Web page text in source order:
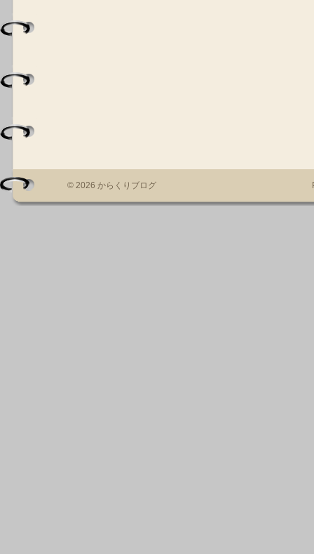
© 2026 からくりブログ